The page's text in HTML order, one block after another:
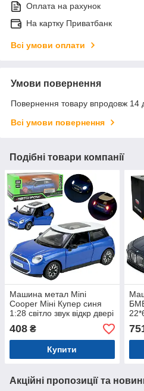
Оплата на рахунок
На картку Приватбанк
Всі умови оплати
Умови повернення
Повернення товару впродовж 14
Всі умови повернення
Подібні товари компанії
Машина метал Mini
Cooper Міні Купер синя
1:28 світло звук відкр двері
14*6*5 см (68740B)
408 ₴
Купити
Акційні пропозиції та